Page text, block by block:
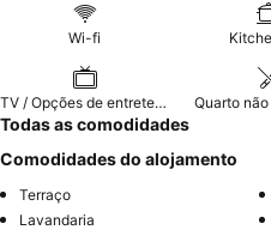
Wi-fi
TV / Opções de entretenimento Quarto
Todas as comodidades
Comodidades do alojamento
Terraço
Lavandaria